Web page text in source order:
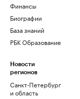
Финансы
Биографии
База знаний
РБК Образование
Новости
регионов
Санкт-Петербург
и область